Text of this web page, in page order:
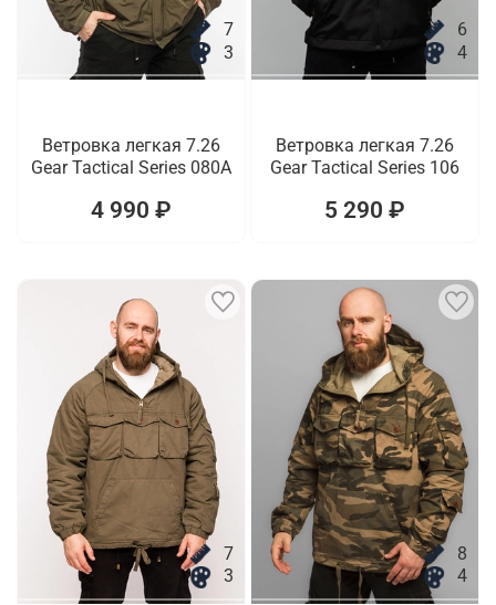
7
3
Ветровка легкая 7.26
Gear Tactical Series 080A
4 990 ₽
6
4
Ветровка легкая 7.26
Gear Tactical Series 106
5 290 ₽
7
3
8
4